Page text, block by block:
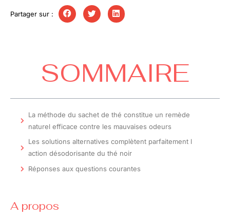
Partager sur :
SOMMAIRE
La méthode du sachet de thé constitue un remède
naturel efficace contre les mauvaises odeurs
Les solutions alternatives complètent parfaitement l
action désodorisante du thé noir
Réponses aux questions courantes
A propos